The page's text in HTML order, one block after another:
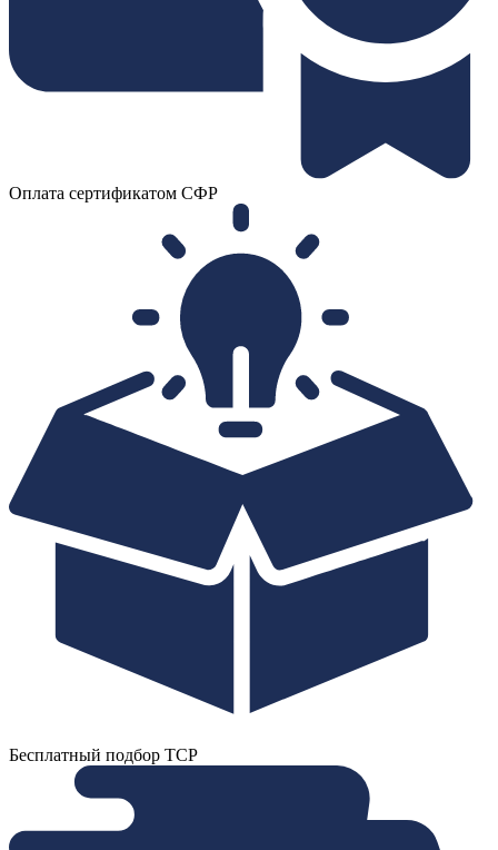
Оплата сертификатом СФР
Бесплатный подбор ТСР